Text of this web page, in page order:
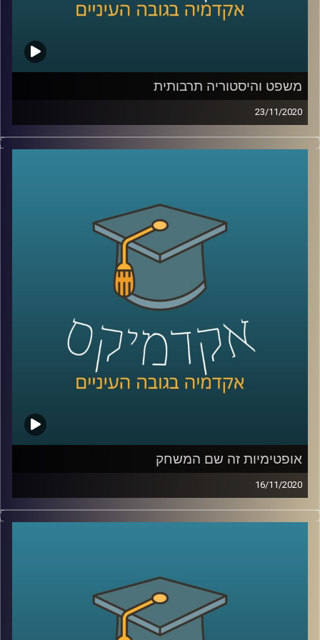
צריכים לקרות במסגרת המשפט הפלילי
משפט והיסטוריה תרבותית
23/11/2020
במסע מרתק אל המאה ה-19 ותחילתה של
כיצד השינויים התרבותיים באותה התקופה
השפיעו על עולם המשפט, וגם את צידו השני
של המטבע- האופן שבו המשפט השפיע על
את הדוגמאות מביאה ד"ר רוזנברג שחוקרת
היסטוריה תרבותית במשפט, דרך 2 מחקרים.
בראשון היא מסבירה על האופן שבו מושג החוזה
בא לידי ביטוי בספרות האנגלית של המאה
ה-19, ובשני מביאה את הסיפור של פרסום
ההמונים בבריטניה, שהתחיל באמצע המאה
הראשונה.
קרדיט תמונות:AudioVersity
אופטימיות זה שם המשחק
16/11/2020
ככל שבשגרה נושא הפסיכולוגיה הקלינית הוא
והדיון אודותיו הוא הכרחי
פרופ' ענת ברונשטיין-קלומק, ראשת התוכנית
לפסיכולוגיה קלינית בביה"ס ברוך איבצ'ר